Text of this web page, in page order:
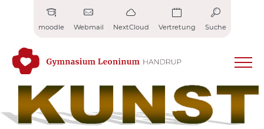
moodle Webmail NextCloud Vertretung Suche